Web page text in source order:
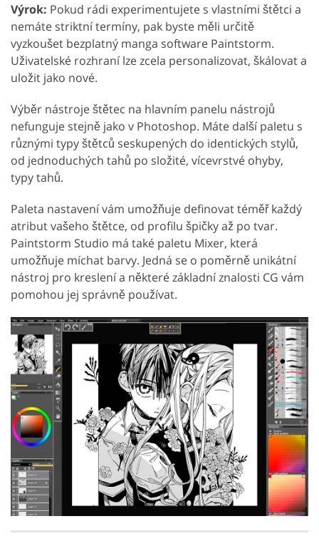
Výrok: Pokud rádi experimentujete s vlastními štětci a
nemáte striktní termíny, pak byste měli určitě
vyzkoušet bezplatný manga software Paintstorm.
Uživatelské rozhraní lze zcela personalizovat, škálovat a
uložit jako nové.
Výběr nástroje štětec na hlavním panelu nástrojů
nefunguje stejně jako v Photoshop. Máte další paletu s
různými typy štětců seskupených do identických stylů,
od jednoduchých tahů po složité, vícevrstvé ohyby,
typy tahů.
Paleta nastavení vám umožňuje definovat téměř každý
atribut vašeho štětce, od profilu špičky až po tvar.
Paintstorm Studio má také paletu Mixer, která
umožňuje míchat barvy. Jedná se o poměrně unikátní
nástroj pro kreslení a některé základní znalosti CG vám
pomohou jej správně používat.